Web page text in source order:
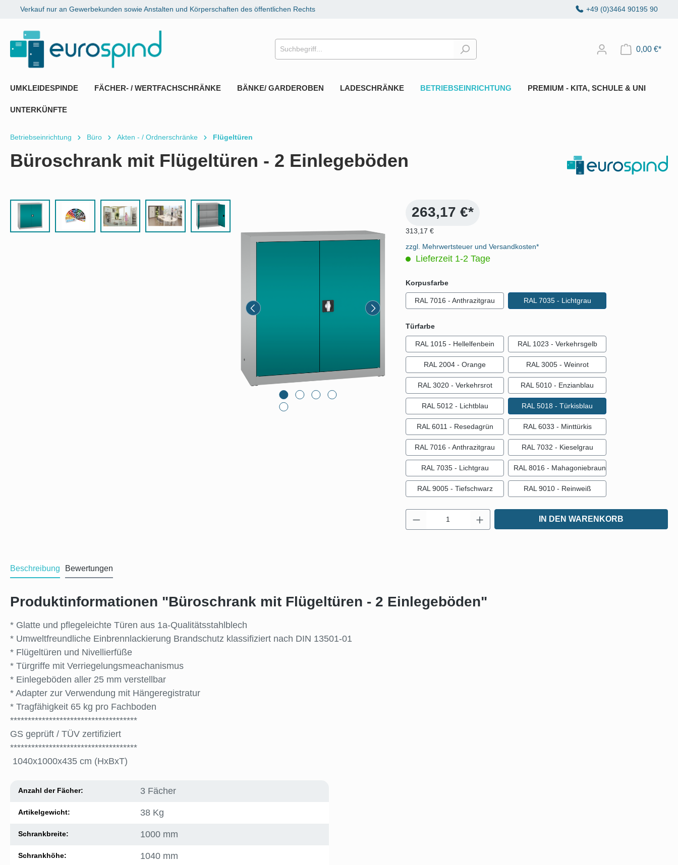
Zur Hauptnavigation springen
Verkauf nur an Gewerbekunden sowie Anstalten und Körperschaften des öffentlichen Rechts +49 (0)3464 90195 90
0,00 €*
UMKLEIDESPINDE FÄCHER- / WERTFACHSCHRÄNKE BÄNKE/ GARDEROBEN LADESCHRÄNKE BETRIEBSEINRICHTUNG PREMIUM - KITA, SCHULE & UNI
UNTERKÜNFTE
Betriebseinrichtung Büro Akten - / Ordnerschränke Flügeltüren
Büroschrank mit Flügeltüren - 2 Einlegeböden
Bildergalerie überspringen 263,17 €*
313,17 €
zzgl. Mehrwertsteuer und Versandkosten*
Lieferzeit 1-2 Tage
Korpusfarbeauswählen
RAL 7016 - Anthrazitgrau RAL 7035 - Lichtgrau
Türfarbeauswählen
RAL 1015 - Hellelfenbein RAL 1023 - Verkehrsgelb
RAL 2004 - Orange RAL 3005 - Weinrot
RAL 3020 - Verkehrsrot RAL 5010 - Enzianblau
RAL 5012 - Lichtblau RAL 5018 - Türkisblau
RAL 6011 - Resedagrün RAL 6033 - Minttürkis
RAL 7016 - Anthrazitgrau RAL 7032 - Kieselgrau
RAL 7035 - Lichtgrau RAL 8016 - Mahagoniebraun
RAL 9005 - Tiefschwarz RAL 9010 - Reinweiß
Produkt Anzahl: Gib den gewünschten Wert ein
IN DEN WARENKORB
Beschreibung Bewertungen
Produktinformationen "Büroschrank mit Flügeltüren - 2 Einlegeböden"
* Glatte und pflegeleichte Türen aus 1a-Qualitätsstahlblech
* Umweltfreundliche Einbrennlackierung Brandschutz klassifiziert nach DIN 13501-01
* Flügeltüren und Nivellierfüße
* Türgriffe mit Verriegelungsmeachanismus
* Einlegeböden aller 25 mm verstellbar
* Adapter zur Verwendung mit Hängeregistratur
* Tragfähigkeit 65 kg pro Fachboden
************************************
GS geprüft / TÜV zertifiziert
************************************
1040x1000x435 cm (HxBxT)
Anzahl der Fächer: 3 Fächer
Artikelgewicht: 38 Kg
Schrankbreite: 1000 mm
Schrankhöhe: 1040 mm